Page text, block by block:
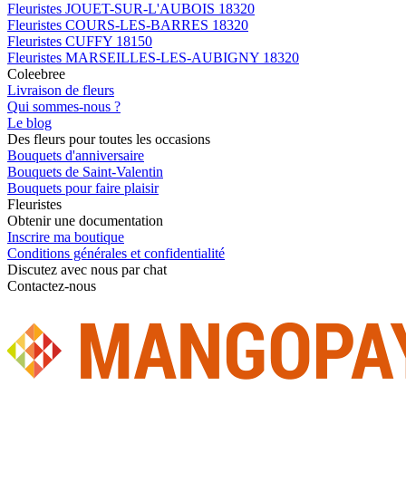
Fleuristes JOUET-SUR-L'AUBOIS 18320
Fleuristes COURS-LES-BARRES 18320
Fleuristes CUFFY 18150
Fleuristes MARSEILLES-LES-AUBIGNY 18320
Coleebree
Livraison de fleurs
Qui sommes-nous ?
Le blog
Des fleurs pour toutes les occasions
Bouquets d'anniversaire
Bouquets de Saint-Valentin
Bouquets pour faire plaisir
Fleuristes
Obtenir une documentation
Inscrire ma boutique
Conditions générales et confidentialité
Discutez avec nous par chat
Contactez-nous